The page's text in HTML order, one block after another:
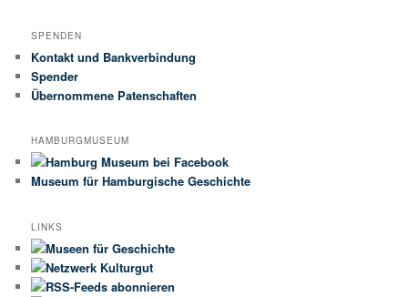
SPENDEN
Kontakt und Bankverbindung
Spender
Übernommene Patenschaften
HAMBURGMUSEUM
Museum für Hamburgische Geschichte
LINKS